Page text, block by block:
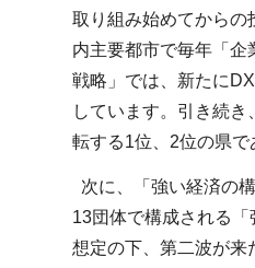
取り組み始めてからの
内主要都市で毎年「
戦略」では、新たに
しています。引き続
転する1位、2位の県で
次に、「強い経済の
13団体で構成される
想定の下、第二波が来